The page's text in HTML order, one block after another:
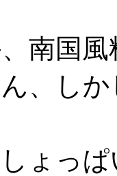
南国
、し
ょっぱ